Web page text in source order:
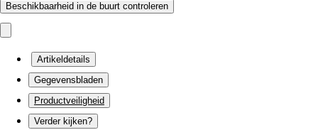
Beschikbaarheid in de buurt controleren
Artikeldetails
Gegevensbladen
Productveiligheid
Verder kijken?